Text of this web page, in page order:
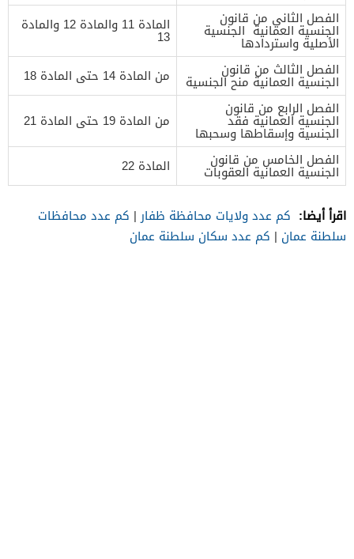
الفصل الثاني من قانون
الجنسية العمانية الجنسية
الأصلية واستردادها
المادة 11 والمادة 12 والمادة
13
الفصل الثالث من قانون
الجنسية العمانية منح الجنسية
من المادة 14 حتى المادة 18
الفصل الرابع من قانون
الجنسية العمانية فقد
الجنسية وإسقاطها وسحبها
من المادة 19 حتى المادة 21
الفصل الخامس من قانون
الجنسية العمانية العقوبات المادة 22
اقرأ أيضا: كم عدد ولايات محافظة ظفار| كم عدد محافظات
سلطنة عمان | كم عدد سكان سلطنة عمان